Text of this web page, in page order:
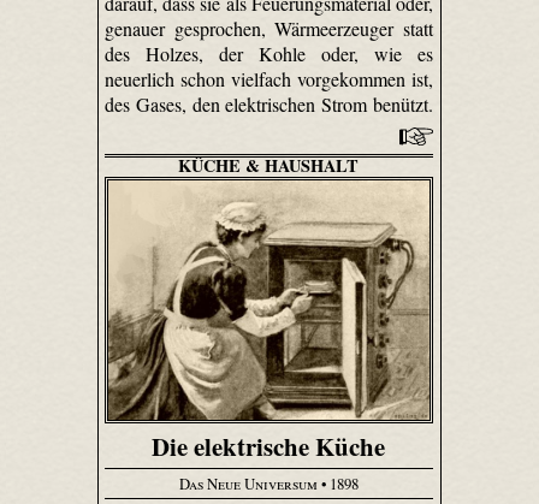
genauer gesprochen, Wärmeerzeuger statt
des Holzes, der Kohle oder, wie es
neuerlich schon vielfach vorgekommen ist,
des Gases, den elektrischen Strom benützt.
KÜCHE & HAUSHALT
Die elektrische Küche
Das Neue Universum• 1898